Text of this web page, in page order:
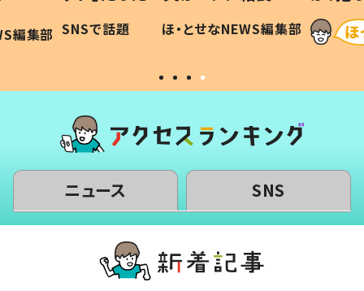
編集部
「涙が出ました」「可愛くて仕方な
い」
ほ・とせなNEWS編集部
ニュース SNS